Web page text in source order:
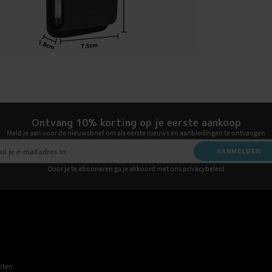
Ontvang 10% korting op je eerste aankoop
Meld je aan voor de nieuwsbrief om als eerste nieuws en aanbiedingen te ontvangen
AANMELDEN
Door je te abonneren ga je akkoord met ons privacybeleid